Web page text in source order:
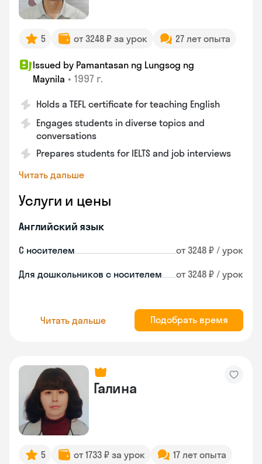
5 от 3248 ₽ за урок 27 лет опыта
Issued by Pamantasan ng Lungsog ng
Maynila • 1997 г.
Holds a TEFL certificate for teaching English
Engages students in diverse topics and
conversations
Prepares students for IELTS and job interviews
Читать дальше
Услуги и цены
Английский язык
С носителем от 3248 ₽ / урок
Для дошкольников с носителем от 3248 ₽ / урок
Читать дальше Подобрать время
Галина
5 от 1733 ₽ за урок
17 лет опыта